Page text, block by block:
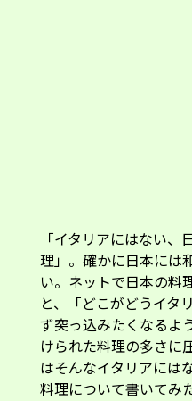
「イタリアにはない
理」。確かに日本には
い。ネットで日本の料
と、「どこがどうイタ
ず突っ込みたくなるよ
けられた料理の多さに
はそんなイタリアには
料理について書いてみ